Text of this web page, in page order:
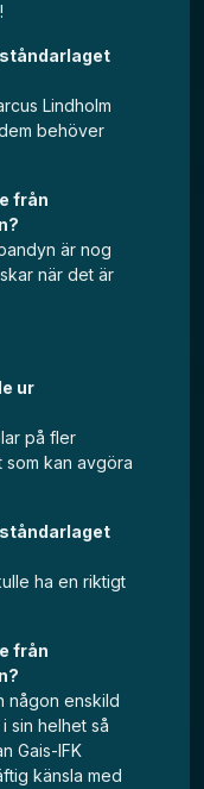
Lindholm
behöver
från
är nog
när det är
ur
på fler
som kan avgöra
ha en riktigt
från
någon enskild
sin helhet så
Gais-IFK
känsla med